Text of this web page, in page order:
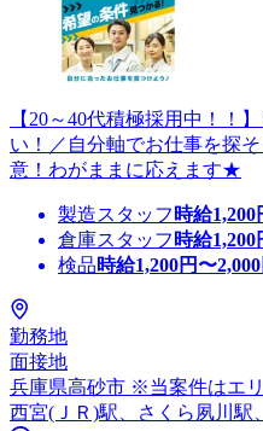
【20～40代積極採用中！！
い！／自分軸でお仕事を探
意！わがままに応えます★
製造スタッフ 時給1,200
倉庫スタッフ 時給1,200
検品時給1,200円〜2,000
勤務地
面接地
兵庫県高砂市 ※当案件はエ
西宮(ＪＲ)駅、さくら夙川駅